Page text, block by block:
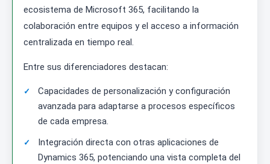
ecosistema de Microsoft 365, facilitando la
colaboración entre equipos y el acceso a información
centralizada en tiempo real.
Entre sus diferenciadores destacan:
Capacidades de personalización y configuración
avanzada para adaptarse a procesos específicos
de cada empresa.
Integración directa con otras aplicaciones de
Dynamics 365, potenciando una vista completa del